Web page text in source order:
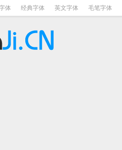
体 经典字体 英文字体 毛笔字体